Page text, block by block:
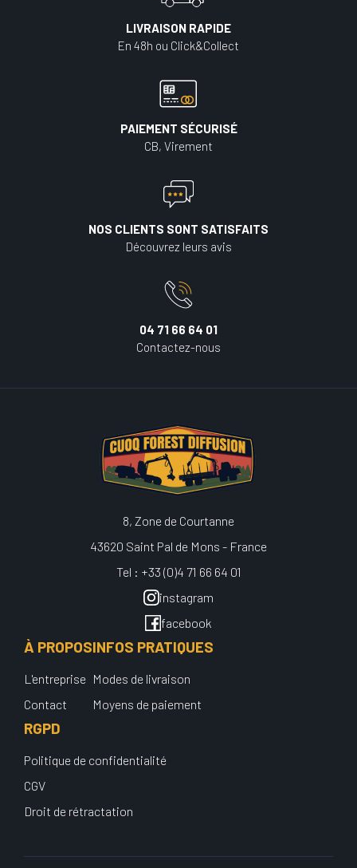
LIVRAISON RAPIDE
En 48h ou Click&Collect
PAIEMENT SÉCURISÉ
CB, Virement
NOS CLIENTS SONT SATISFAITS
Découvrez leurs avis
04 71 66 64 01
Contactez-nous
8, Zone de Courtanne
43620 Saint Pal de Mons - France
Tel : +33 (0)4 71 66 64 01
instagram
facebook
À PROPOS
L'entreprise
Contact
INFOS PRATIQUES
Modes de livraison
Moyens de paiement
RGPD
Politique de confidentialité
CGV
Droit de rétractation